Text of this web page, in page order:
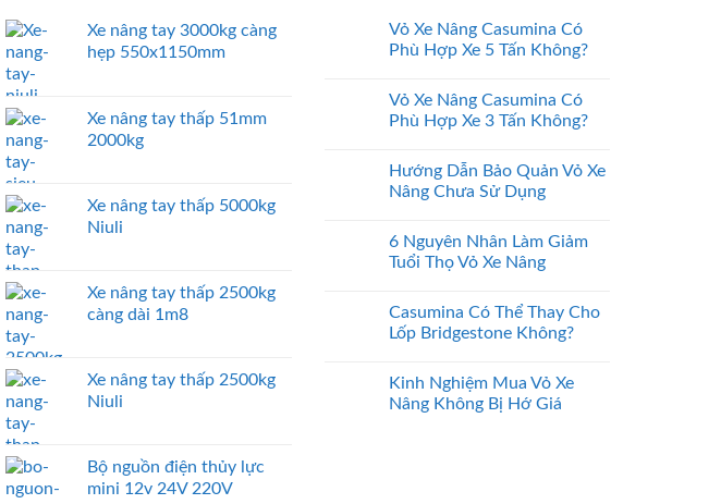
Xe nâng tay 3000kg càng
hẹp 550x1150mm
Xe nâng tay thấp 51mm
2000kg
Xe nâng tay thấp 5000kg
Niuli
Xe nâng tay thấp 2500kg
càng dài 1m8
Xe nâng tay thấp 2500kg
Niuli
Bộ nguồn điện thủy lực
mini 12v 24V 220V
Vỏ Xe Nâng Casumina Có
Phù Hợp Xe 5 Tấn Không?
Vỏ Xe Nâng Casumina Có
Phù Hợp Xe 3 Tấn Không?
Hướng Dẫn Bảo Quản Vỏ Xe
Nâng Chưa Sử Dụng
6 Nguyên Nhân Làm Giảm
Tuổi Thọ Vỏ Xe Nâng
Casumina Có Thể Thay Cho
Lốp Bridgestone Không?
Kinh Nghiệm Mua Vỏ Xe
Nâng Không Bị Hớ Giá